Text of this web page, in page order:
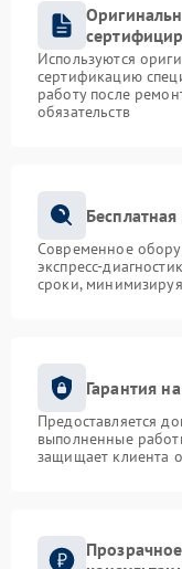
Используются
сертификацию
работу после
обязательств
Современное
экспресс-
сроки,
Гарантия
Предоставляется
выполненные
защищает клиента